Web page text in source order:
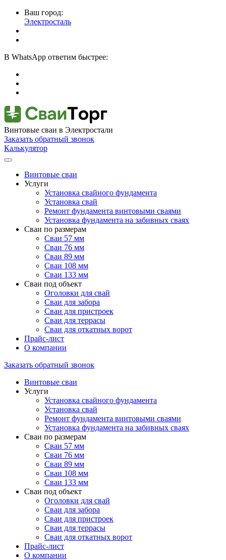
Ваш город:
Электросталь
В WhatsApp ответим быстрее:
Винтовые сваи в Электростали
Заказать обратный звонок
Калькулятор
Винтовые сваи
Услуги
Установка свайного фундамента
Установка свай
Ремонт фундамента винтовыми сваями
Установка фундамента на забивных сваях
Сваи по размерам
Сваи 57 мм
Сваи 76 мм
Сваи 89 мм
Сваи 108 мм
Сваи 133 мм
Сваи под объект
Оголовки для свай
Сваи для забора
Сваи для пристроек
Сваи для террасы
Сваи для откатных ворот
Прайс-лист
О компании
Заказать обратный звонок
Винтовые сваи
Услуги
Установка свайного фундамента
Установка свай
Ремонт фундамента винтовыми сваями
Установка фундамента на забивных сваях
Сваи по размерам
Сваи 57 мм
Сваи 76 мм
Сваи 89 мм
Сваи 108 мм
Сваи 133 мм
Сваи под объект
Оголовки для свай
Сваи для забора
Сваи для пристроек
Сваи для террасы
Сваи для откатных ворот
Прайс-лист
О компании